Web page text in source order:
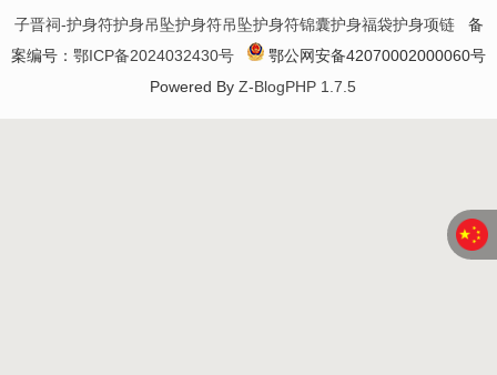
子晋祠-护身符护身吊坠护身符吊坠护身符锦囊护身福袋护身项链备
案编号： 鄂ICP备2024032430号
鄂公网安备42070002000060号
Powered By Z-BlogPHP 1.7.5